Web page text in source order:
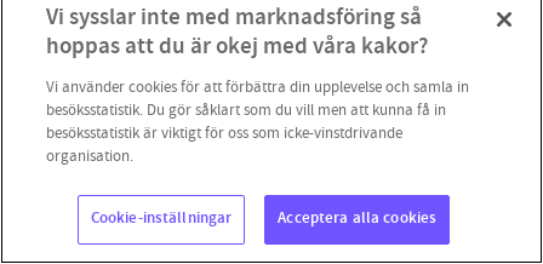
Copyright 2023 © Supermiljöbloggen Cookieinställningar
Stötta vårt arbete genom att swisha en slant till
1231368703
Läs vad vi vill göra
Vi sysslar inte med marknadsföring så
hoppas att du är okej med våra kakor?
Vi använder cookies för att förbättra din upplevelse och samla in
besöksstatistik. Du gör såklart som du vill men att kunna få in
besöksstatistik är viktigt för oss som icke-vinstdrivande
organisation.
Cookie-inställningar Acceptera alla cookies